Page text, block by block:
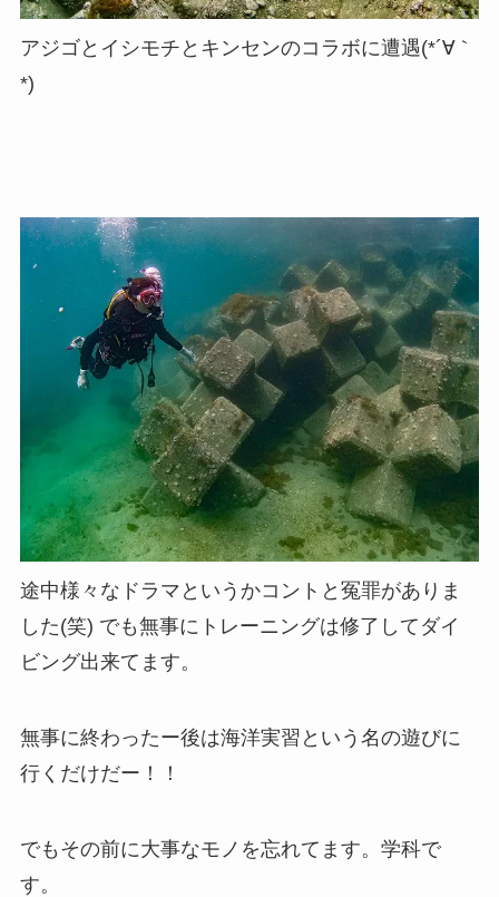
アジゴとイシモチとキンセンのコラボに遭遇(*´∀｀
*)
途中様々なドラマというかコントと冤罪がありま
した(笑) でも無事にトレーニングは修了してダイ
ビング出来てます。
無事に終わったー後は海洋実習という名の遊びに
行くだけだー！！
でもその前に大事なモノを忘れてます。学科で
す。